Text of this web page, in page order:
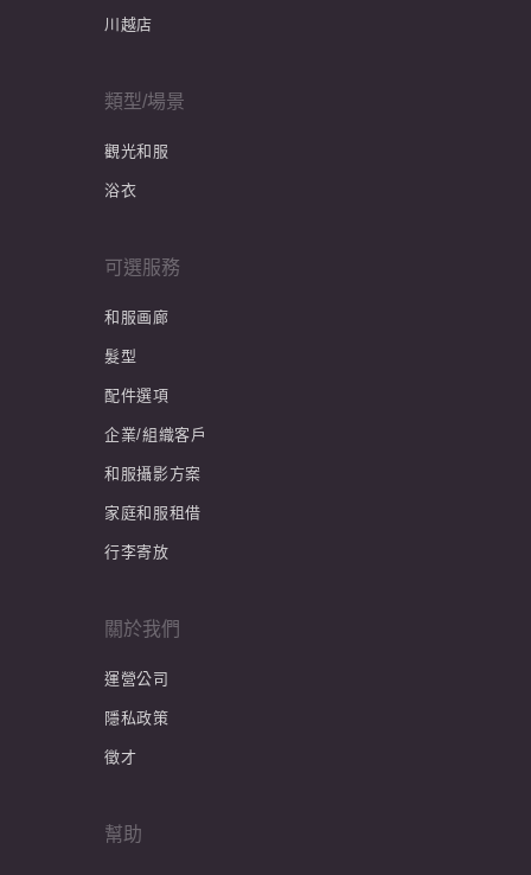
川越店
類型/場景
觀光和服
浴衣
可選服務
和服画廊
髮型
配件選項
企業/組織客戶
和服攝影方案
家庭和服租借
行李寄放
關於我們
運營公司
隱私政策
徵才
幫助